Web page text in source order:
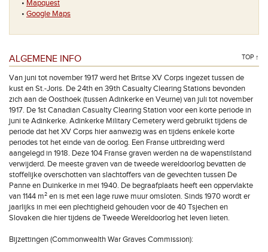
• Mapquest
• Google Maps
ALGEMENE INFO TOP ↑
Van juni tot november 1917 werd het Britse XV Corps ingezet tussen de
kust en St.-Joris. De 24th en 39th Casualty Clearing Stations bevonden
zich aan de Oosthoek (tussen Adinkerke en Veurne) van juli tot november
1917. De 1st Canadian Casualty Clearing Station voor een korte periode in
juni te Adinkerke. Adinkerke Military Cemetery werd gebruikt tijdens de
periode dat het XV Corps hier aanwezig was en tijdens enkele korte
periodes tot het einde van de oorlog. Een Franse uitbreiding werd
aangelegd in 1918. Deze 104 Franse graven werden na de wapenstilstand
verwijderd. De meeste graven van de tweede wereldoorlog bevatten de
stoffelijke overschotten van slachtoffers van de gevechten tussen De
Panne en Duinkerke in mei 1940. De begraafplaats heeft een oppervlakte
van 1144 m² en is met een lage ruwe muur omsloten. Sinds 1970 wordt er
jaarlijks in mei een plechtigheid gehouden voor de 40 Tsjechen en
Slovaken die hier tijdens de Tweede Wereldoorlog het leven lieten.
Bijzettingen (Commonwealth War Graves Commission):